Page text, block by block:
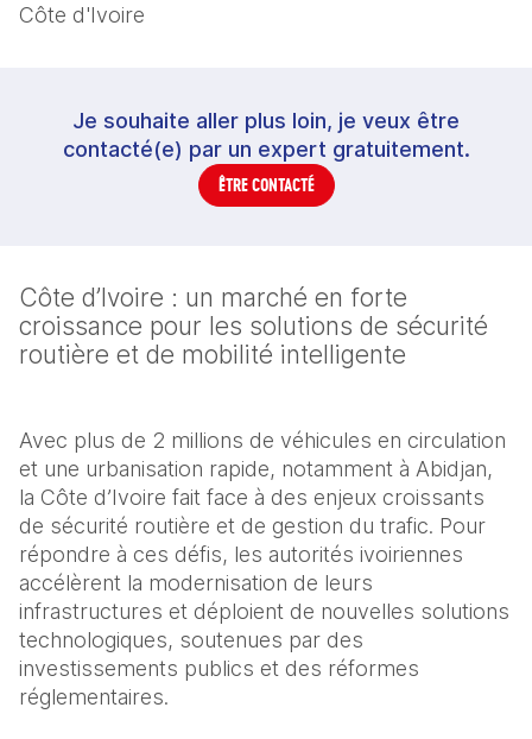
Côte d'Ivoire
Je souhaite aller plus loin, je veux être
contacté(e) par un expert gratuitement.
ÊTRE CONTACTÉ
Côte d’Ivoire : un marché en forte
croissance pour les solutions de sécurité
routière et de mobilité intelligente
Avec plus de 2 millions de véhicules en circulation
et une urbanisation rapide, notamment à Abidjan,
la Côte d’Ivoire fait face à des enjeux croissants
de sécurité routière et de gestion du trafic. Pour
répondre à ces défis, les autorités ivoiriennes
accélèrent la modernisation de leurs
infrastructures et déploient de nouvelles solutions
technologiques, soutenues par des
investissements publics et des réformes
réglementaires.